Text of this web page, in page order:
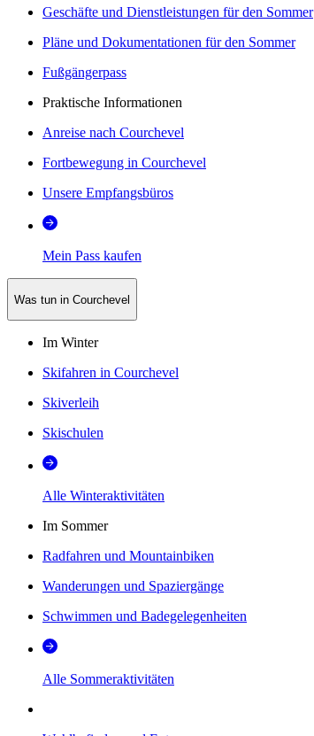
Geschäfte und Dienstleistungen für den Sommer
Pläne und Dokumentationen für den Sommer
Fußgängerpass
Praktische Informationen
Anreise nach Courchevel
Fortbewegung in Courchevel
Unsere Empfangsbüros
Mein Pass kaufen
Was tun in Courchevel
Im Winter
Skifahren in Courchevel
Skiverleih
Skischulen
Alle Winteraktivitäten
Im Sommer
Radfahren und Mountainbiken
Wanderungen und Spaziergänge
Schwimmen und Badegelegenheiten
Alle Sommeraktivitäten